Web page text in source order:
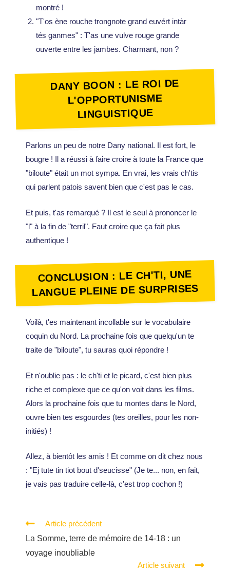
montré !
"T'os ène rouche trongnote grand euvért intàr
tés ganmes" : T'as une vulve rouge grande
ouverte entre les jambes. Charmant, non ?
DANY BOON : LE ROI DE
L'OPPORTUNISME
LINGUISTIQUE
Parlons un peu de notre Dany national. Il est fort, le
bougre ! Il a réussi à faire croire à toute la France que
"biloute" était un mot sympa. En vrai, les vrais ch'tis
qui parlent patois savent bien que c'est pas le cas.
Et puis, t'as remarqué ? Il est le seul à prononcer le
"l" à la fin de "terril". Faut croire que ça fait plus
authentique !
CONCLUSION : LE CH'TI, UNE
LANGUE PLEINE DE SURPRISES
Voilà, t'es maintenant incollable sur le vocabulaire
coquin du Nord. La prochaine fois que quelqu'un te
traite de "biloute", tu sauras quoi répondre !
Et n'oublie pas : le ch'ti et le picard, c'est bien plus
riche et complexe que ce qu'on voit dans les films.
Alors la prochaine fois que tu montes dans le Nord,
ouvre bien tes esgourdes (tes oreilles, pour les non-
initiés) !
Allez, à bientôt les amis ! Et comme on dit chez nous
: "Ej tute tin tiot bout d'seucisse" (Je te... non, en fait,
je vais pas traduire celle-là, c'est trop cochon !)
Article précédent
La Somme, terre de mémoire de 14-18 : un
voyage inoubliable
Article suivant